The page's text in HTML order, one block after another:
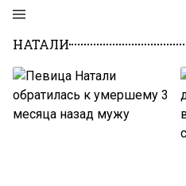
НАТАЛИ